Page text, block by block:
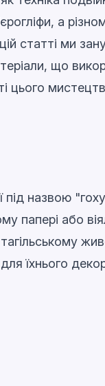
а
статті ми
що
цього
назвою
папері або
їхнього